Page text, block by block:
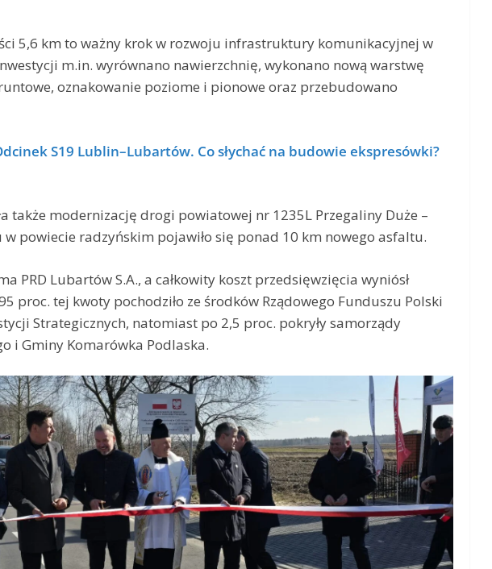
5,6 km to ważny krok w rozwoju infrastruktury komunikacyjnej w
m.in. wyrównano nawierzchnię, wykonano nową warstwę
oznakowanie poziome i pionowe oraz przebudowano
S19 Lublin–Lubartów. Co słychać na budowie ekspresówki?
także modernizację drogi powiatowej nr 1235L Przegaliny Duże –
powiecie radzyńskim pojawiło się ponad 10 km nowego asfaltu.
PRD Lubartów S.A., a całkowity koszt przedsięwzięcia wyniósł
proc. tej kwoty pochodziło ze środków Rządowego Funduszu Polski
Strategicznych, natomiast po 2,5 proc. pokryły samorządy
i Gminy Komarówka Podlaska.